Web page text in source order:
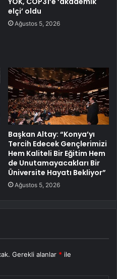
elçi’ oldu
Ağustos 5, 2026
Başkan Altay: “Konya’yı
Tercih Edecek Gençlerimizi
Hem Kaliteli Bir Eğitim Hem
de Unutamayacakları Bir
Üniversite Hayatı Bekliyor”
Ağustos 5, 2026
Gerekli alanlar * ile